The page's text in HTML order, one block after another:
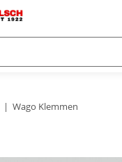
Wago Klemmen